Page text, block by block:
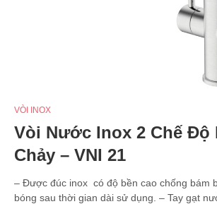
VÒI INOX
Vòi Nước Inox 2 Chế Độ
Chảy – VNI 21
– Được đúc inox có độ bền cao chống bám
bóng sau thời gian dài sử dụng. – Tay gạt